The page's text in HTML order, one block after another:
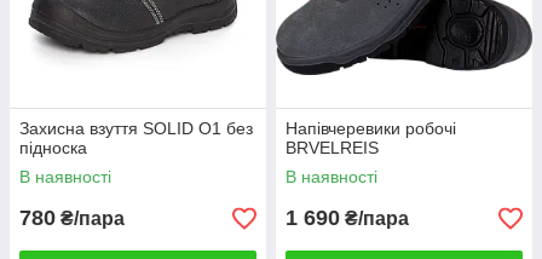
Захисна взуття SOLID O1 без
підноска
В наявності
780 ₴/пара
Напівчеревики робочі
BRVELREIS
В наявності
1 690 ₴/пара